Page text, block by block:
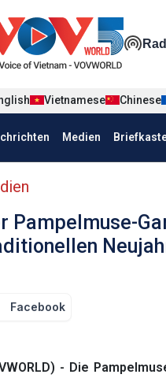
Đa
Vietnamese Chinese
chủ tiếng
Medien
tiếng Đức
Pampelmuse-
Facebook
- Die